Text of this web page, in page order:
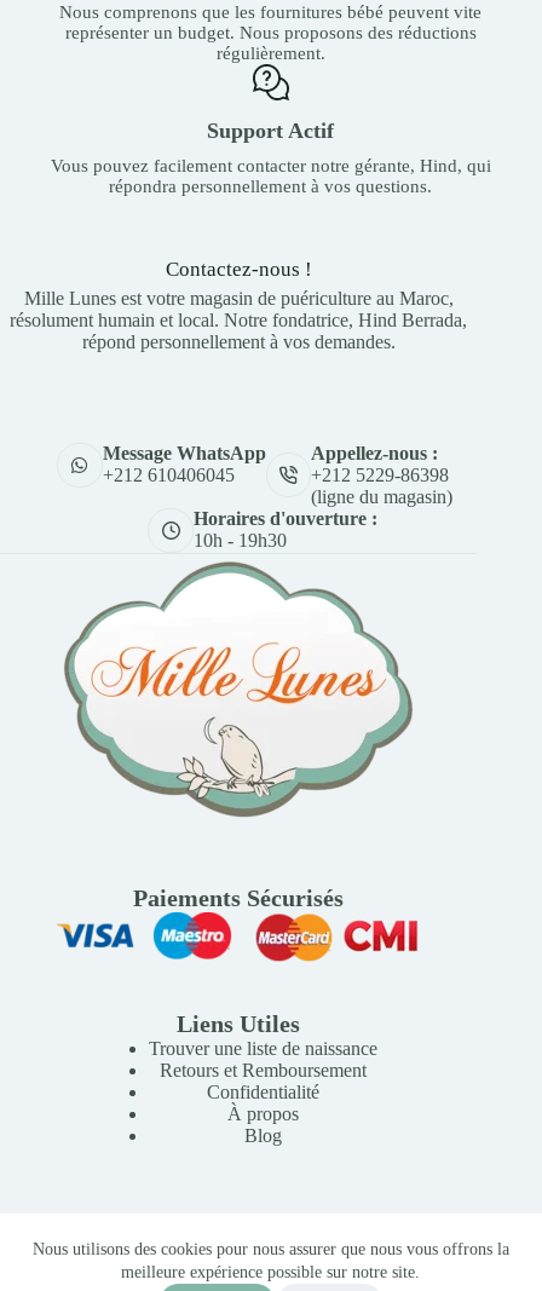
Nous utilisons des cookies pour nous assurer que nous vous offrons la
meilleure expérience possible sur notre site.
Nous comprenons que les fournitures bébé peuvent vite
représenter un budget. Nous proposons des réductions
régulièrement.
Support Actif
Vous pouvez facilement contacter notre gérante, Hind, qui
répondra personnellement à vos questions.
Contactez-nous !
Mille Lunes est votre magasin de puériculture au Maroc,
résolument humain et local. Notre fondatrice, Hind Berrada,
répond personnellement à vos demandes.
Message WhatsApp
+212 610406045
Appellez-nous :
+212 5229-86398
(ligne du magasin)
Horaires d'ouverture :
10h - 19h30
Paiements Sécurisés
Liens Utiles
Trouver une liste de naissance
Retours et Remboursement
Confidentialité
À propos
Blog
Copyright © 2026 Mille Lunes - Création du site :
Baptiste
-Conditions Générales de Vente